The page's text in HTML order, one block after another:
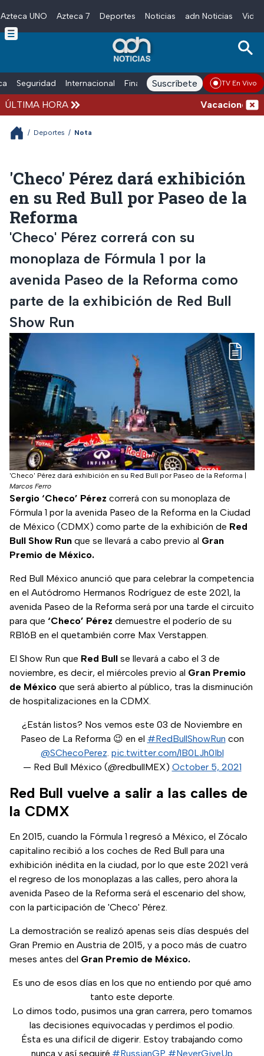
Skip to main content
Azteca UNO Azteca 7 Deportes Noticias adn Noticias
Seguridad Internacional Finanzas adn Noticias Radio
Suscríbete TV En Vivo
ÚLTIMA HORA Vacaciones de
/ Deportes / Nota
'Checo' Pérez dará exhibición
en su Red Bull por Paseo de la
Reforma
'Checo' Pérez correrá con su
monoplaza de Fórmula 1 por la
avenida Paseo de la Reforma como
parte de la exhibición de Red Bull
Show Run
'Checo' Pérez dará exhibición en su Red Bull por Paseo de la Reforma
Marcos Ferro
Sergio ‘Checo’ Pérez correrá con su monoplaza de
Fórmula 1 por la avenida Paseo de la Reforma en la Ciudad
de México (CDMX) como parte de la exhibición de Red
Bull Show Run que se llevará a cabo previo al Gran
Premio de México.
Red Bull México anunció que para celebrar la competencia
en el Autódromo Hermanos Rodríguez de este 2021, la
avenida Paseo de la Reforma será por una tarde el circuito
para que ‘Checo’ Pérez demuestre el poderío de su
RB16B en el quetambién corre Max Verstappen.
El Show Run que Red Bull se llevará a cabo el 3 de
noviembre, es decir, el miércoles previo al Gran Premio
de México que será abierto al público, tras la disminución
de hospitalizaciones en la CDMX.
¿Están listos? Nos vemos este 03 de Noviembre en
Paseo de La Reforma 😉 en el #RedBullShowRun con
@SChecoPerez. pic.twitter.com/lB0LJh0Ibl
— Red Bull México (@redbullMEX) October 5, 2021
Red Bull vuelve a salir a las calles de
la CDMX
En 2015, cuando la Fórmula 1 regresó a México, el Zócalo
capitalino recibió a los coches de Red Bull para una
exhibición inédita en la ciudad, por lo que este 2021 verá
el regreso de los monoplazas a las calles, pero ahora la
avenida Paseo de la Reforma será el escenario del show,
con la participación de 'Checo' Pérez.
La demostración se realizó apenas seis días después del
Gran Premio en Austria de 2015, y a poco más de cuatro
meses antes del Gran Premio de México.
Es uno de esos días en los que no entiendo por qué amo
tanto este deporte.
Lo dimos todo, pusimos una gran carrera, pero tomamos
las decisiones equivocadas y perdimos el podio.
Ésta es una difícil de digerir. Estoy trabajando como
nunca y así seguiré. #RussianGP #NeverGiveUp